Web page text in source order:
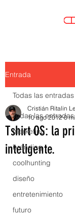
Entrada
Todas las entradas
marketing
branding
coolhunting
diseño
entretenimiento
futuro
Todas las entradas
Tshirt OS: la
inteligente.
Cristián Ritalin
10 ago 2012 0